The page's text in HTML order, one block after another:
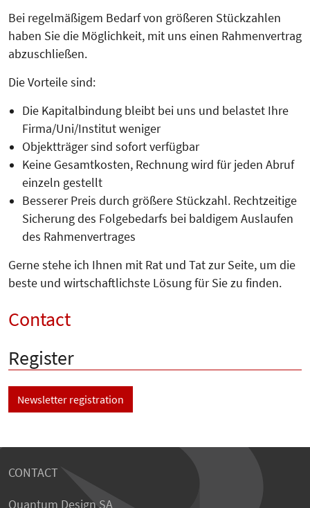
Bei regelmäßigem Bedarf von größeren Stückzahlen
haben Sie die Mög­lich­keit, mit uns einen Rahmen­vertrag
abzuschließen.
Die Vorteile sind:
Die Kapitalbindung bleibt bei uns und belastet Ihre
Firma/Uni/Institut weniger
Objektträger sind sofort verfügbar
Keine Gesamtkosten, Rechnung wird für jeden Abruf
einzeln gestellt
Besserer Preis durch größere Stück­zahl. Rechtzeitige
Sicherung des Folgebedarfs bei baldigem Auslaufen
des Rahmenvertrages
Gerne stehe ich Ihnen mit Rat und Tat zur Seite, um die
beste und wirtschaftlichste Lösung für Sie zu finden.
Contact
Register
Newsletter registration
CONTACT
Quantum Design SA